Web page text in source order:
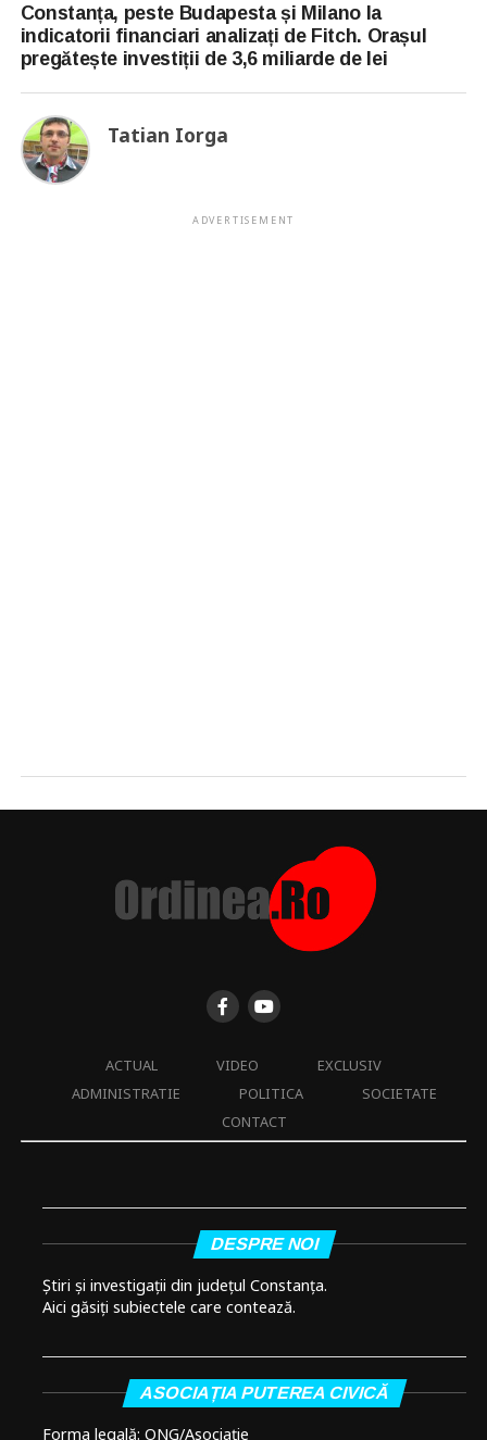
Constanța, peste Budapesta și Milano la
indicatorii financiari analizați de Fitch. Orașul
pregătește investiții de 3,6 miliarde de lei
Tatian Iorga
ADVERTISEMENT
ACTUAL VIDEO
EXCLUSIV
ADMINISTRATIE
POLITICA
SOCIETATE
CONTACT
DESPRE NOI
Știri și investigații din județul Constanța.
Aici găsiți subiectele care contează.
ASOCIAȚIA PUTEREA CIVICĂ
Forma legală: ONG/Asociație